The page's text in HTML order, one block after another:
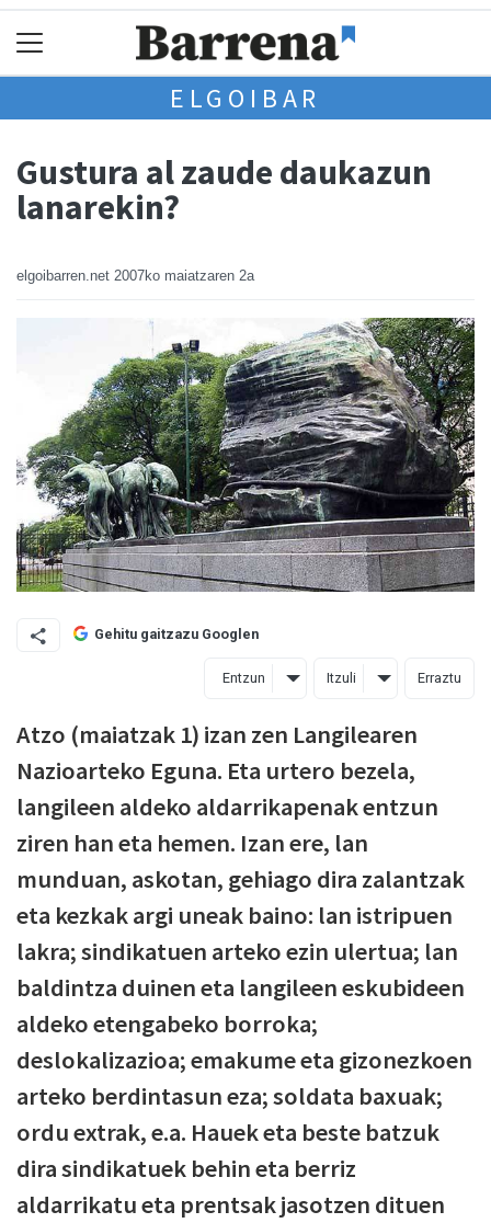
ELGOIBAR
Gustura al zaude daukazun
lanarekin?
elgoibarren.net 2007ko maiatzaren 2a
Gehitu gaitzazu Googlen
Entzun Itzuli Erraztu
Atzo (maiatzak 1) izan zen Langilearen
Nazioarteko Eguna. Eta urtero bezela,
langileen aldeko aldarrikapenak entzun
ziren han eta hemen. Izan ere, lan
munduan, askotan, gehiago dira zalantzak
eta kezkak argi uneak baino: lan istripuen
lakra; sindikatuen arteko ezin ulertua; lan
baldintza duinen eta langileen eskubideen
aldeko etengabeko borroka;
deslokalizazioa; emakume eta gizonezkoen
arteko berdintasun eza; soldata baxuak;
ordu extrak, e.a. Hauek eta beste batzuk
dira sindikatuek behin eta berriz
aldarrikatu eta prentsak jasotzen dituen